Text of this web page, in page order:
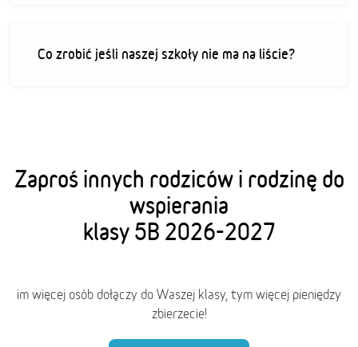
Co zrobić jeśli naszej szkoły nie ma na liście?
Zaproś innych rodziców i rodzinę do
wspierania
klasy 5B 2026-2027
im więcej osób dołączy do Waszej klasy, tym więcej pieniędzy
zbierzecie!